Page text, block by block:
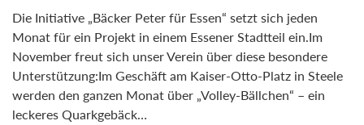
Die Initiative „Bäcker Peter für Essen“ setzt sich jeden
Monat für ein Projekt in einem Essener Stadtteil ein.Im
November freut sich unser Verein über diese besondere
Unterstützung:Im Geschäft am Kaiser-Otto-Platz in Steele
werden den ganzen Monat über „Volley-Bällchen“ – ein
leckeres Quarkgebäck…